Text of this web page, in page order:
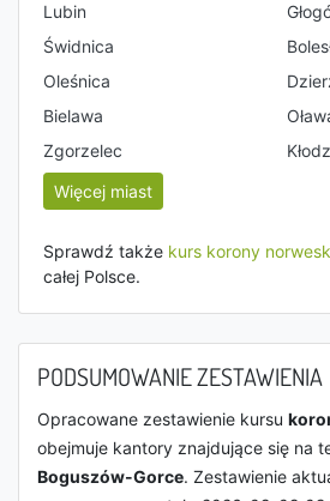
Lubin
Świdnica
Oleśnica
Bielawa
Zgorzelec
Więcej miast
Sprawdź także kurs korony
całej Polsce.
PODSUMOWANIE ZESTAWIENIA
Opracowane zestawienie kursu
obejmuje kantory znajdujące się na
Boguszów-Gorce. Zestawienie